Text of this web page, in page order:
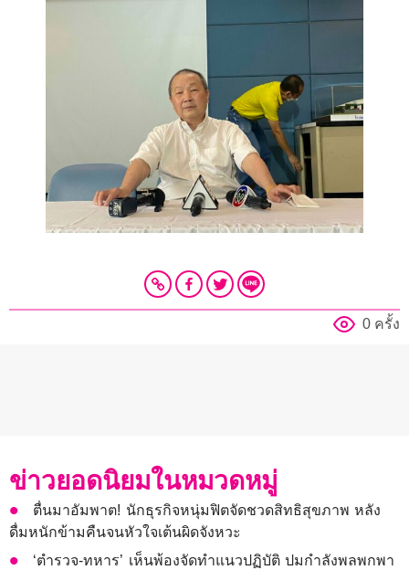
0 ครั้ง
ข่าวยอดนิยมในหมวดหมู่
ตื่นมาอัมพาต! นักธุรกิจหนุ่มฟิตจัดชวดสิทธิสุขภาพ หลัง
ดื่มหนักข้ามคืนจนหัวใจเต้นผิดจังหวะ
‘ตำรวจ-ทหาร’ เห็นพ้องจัดทำแนวปฏิบัติ ปมกำลังพลพกพา